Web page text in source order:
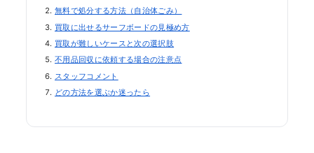
無料で処分する方法（自治体ごみ）
買取に出せるサーフボードの見極め方
買取が難しいケースと次の選択肢
不用品回収に依頼する場合の注意点
スタッフコメント
どの方法を選ぶか迷ったら